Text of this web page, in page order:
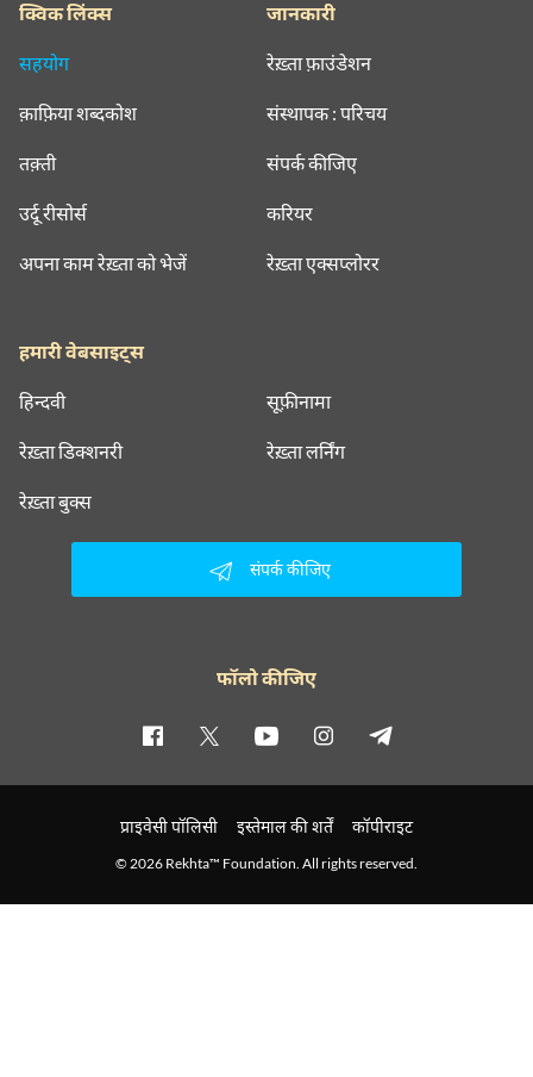
क्विक लिंक्स
सहयोग
क़ाफ़िया शब्दकोश
तक़्ती
उर्दू रीसोर्स
अपना काम रेख़्ता को भेजें
जानकारी
रेख़्ता फ़ाउंडेशन
संस्थापक : परिचय
संपर्क कीजिए
करियर
रेख़्ता एक्सप्लोरर
हमारी वेबसाइट्स
हिन्दवी सूफ़ीनामा
रेख़्ता डिक्शनरी रेख़्ता लर्निंग
रेख़्ता बुक्स
संपर्क कीजिए
फॉलो कीजिए
प्राइवेसी पॉलिसी इस्तेमाल की शर्तें कॉपीराइट
© 2026 Rekhta™ Foundation. All rights reserved.